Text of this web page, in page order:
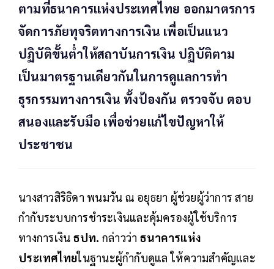
ตามที่ธนาคารแห่งประเทศไทย ออกมาตรการ
จัดการภัยทุจริตทางการเงิน เพื่อเป็นแนว
ปฏิบัติขั้นต่ำให้สถาบันการเงิน ปฏิบัติตาม
เป็นมาตรฐานเดียวกันในการดูแลการทำ
ธุรกรรมทางการเงิน ทั้งป้องกัน ตรวจจับ ตอบ
สนองและรับมือ เพื่อช่วยแก้ไขปัญหาให้
ประชาชน
นางสาวสิริธิดา พนมวัน ณ อยุธยา ผู้ช่วยผู้ว่าการ สาย
กำกับระบบการชำระเงินและคุ้มครองผู้ใช้บริการ
ทางการเงิน ธปท. กล่าวว่า ธนาคารแห่ง
ประเทศไทยในฐานะผู้กำกับดูแล ให้ความสำคัญและ